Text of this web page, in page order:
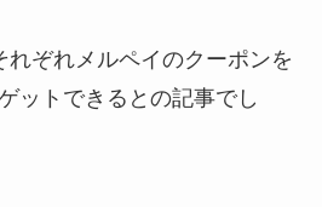
れぞれメルペイのクーポンを
ットできるとの記事でし